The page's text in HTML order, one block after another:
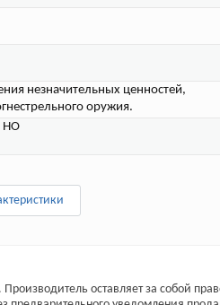
незначительных ценностей,
оружия.
НО
оставляет за собой